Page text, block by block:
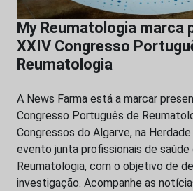
My Reumatologia marca
XXIV Congresso
Reumatologia
A News Farma está a marcar
Congresso Português de
Congressos do Algarve, na
evento junta profissionais de saúde
Reumatologia, com o objetivo de
investigação. Acompanhe as